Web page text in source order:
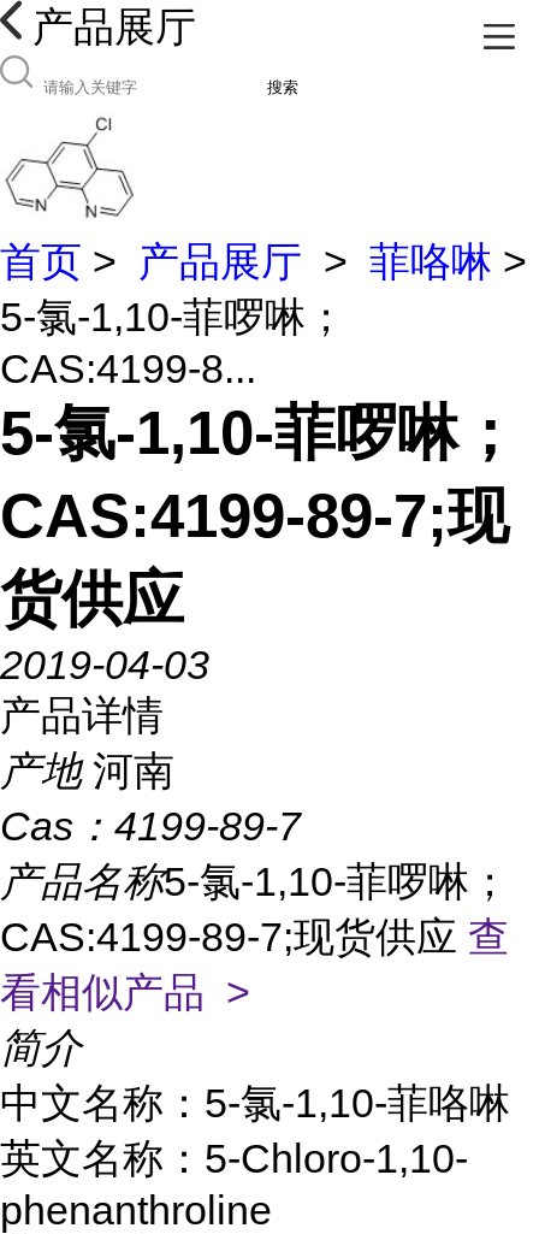
产品展厅
搜索
首页 > 产品展厅 > 菲咯啉 >
5-氯-1,10-菲啰啉；
CAS:4199-8...
5-氯-1,10-菲啰啉；
CAS:4199-89-7;现
货供应
2019-04-03
产品详情
产地 河南
Cas： 4199-89-7
产品名称5-氯-1,10-菲啰啉；
CAS:4199-89-7;现货供应 查
看相似产品 >
简介
中文名称：5-氯-1,10-菲咯啉
英文名称：5-Chloro-1,10-
phenanthroline